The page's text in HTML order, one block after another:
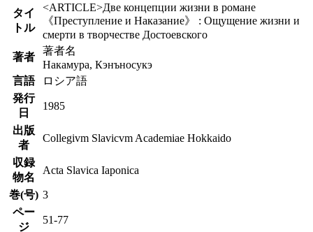
タイ
トル
<ARTICLE>Две концепции жизни в романе
《Преступление и Наказание》 : Ощущение жизни и
смерти в творчестве Достоевского
著者
著者名
Накамура, Кэнъносукэ
言語
ロシア語
発行
日
1985
出版
者
Collegivm Slavicvm Academiae Hokkaido
収録
物名
Acta Slavica Iaponica
巻(号) 3
ペー
ジ
51-77